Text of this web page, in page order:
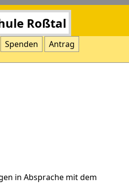
Spenden
Antrag
in Absprache mit dem